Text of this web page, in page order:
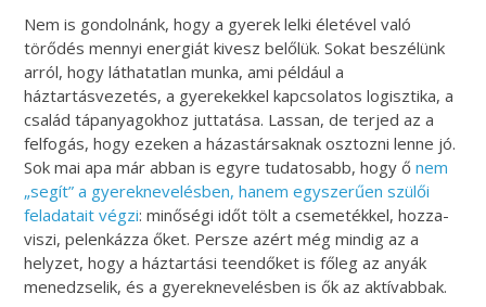
Nem is gondolnánk, hogy a gyerek lelki életével való
törődés mennyi energiát kivesz belőlük. Sokat beszélünk
arról, hogy láthatatlan munka, ami például a
háztartásvezetés, a gyerekekkel kapcsolatos logisztika, a
család tápanyagokhoz juttatása. Lassan, de terjed az a
felfogás, hogy ezeken a házastársaknak osztozni lenne jó.
Sok mai apa már abban is egyre tudatosabb, hogy őnem
„segít” a gyereknevelésben, hanem egyszerűen szülői
feladatait végzi: minőségi időt tölt a csemetékkel, hozza-
viszi, pelenkázza őket. Persze azért még mindig az a
helyzet, hogy a háztartási teendőket is főleg az anyák
menedzselik, és a gyereknevelésben is ők az aktívabbak.